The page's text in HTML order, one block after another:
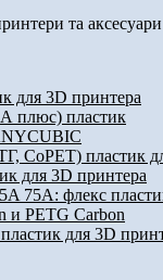
та
для 3D принтера
плюс) пластик
CoPET) пластик
для 3D принтера
75A: флекс
и PETG Carbon
для 3D